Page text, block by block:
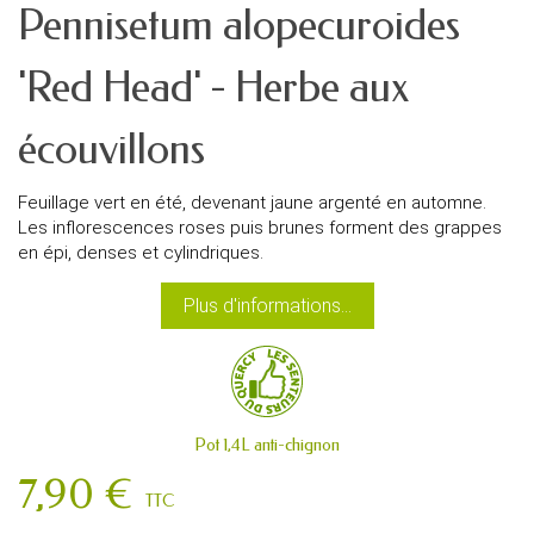
Pennisetum alopecuroides
'Red Head' - Herbe aux
écouvillons
Feuillage vert en été, devenant jaune argenté en automne.
Les inflorescences roses puis brunes forment des grappes
en épi, denses et cylindriques.
Plus d'informations...
Pot 1,4L anti-chignon
7,90 € TTC